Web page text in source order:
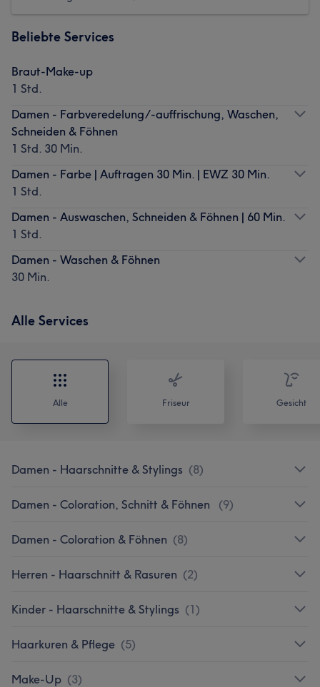
Beliebte Services
Braut-Make-up
1 Std.
Damen - Farbveredelung/-auffrischung, Waschen,
Schneiden & Föhnen
1 Std. 30 Min.
Damen - Farbe | Auftragen 30 Min. | EWZ 30 Min.
1 Std.
Damen - Auswaschen, Schneiden & Föhnen | 60 Min.
1 Std.
Damen - Waschen & Föhnen
30 Min.
Alle Services
Alle Friseur Gesicht
Damen - Haarschnitte & Stylings (8)
Damen - Coloration, Schnitt & Föhnen (9)
Damen - Coloration & Föhnen (8)
Herren - Haarschnitt & Rasuren (2)
Kinder - Haarschnitte & Stylings (1)
Haarkuren & Pflege (5)
Make-Up (3)